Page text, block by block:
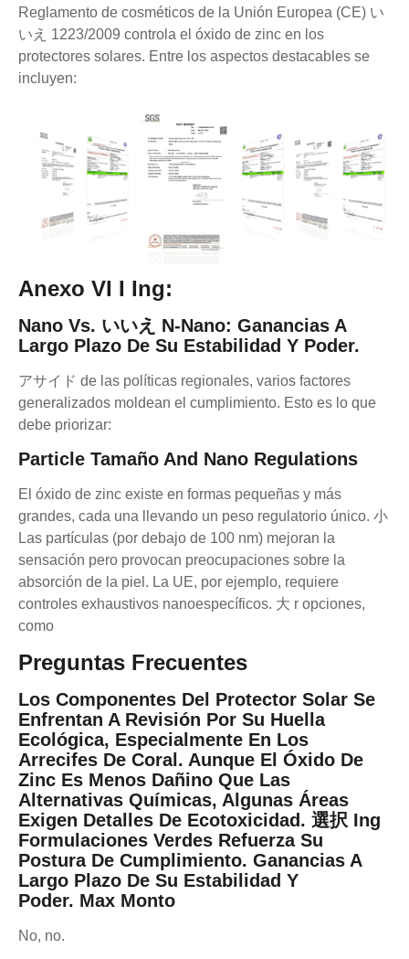
Reglamento de cosméticos de la Unión Europea (CE) い
いえ 1223/2009 controla el óxido de zinc en los
protectores solares. Entre los aspectos destacables se
incluyen:
Anexo VI I Ing:
Nano Vs. いいえ N-Nano: Ganancias A
Largo Plazo De Su Estabilidad Y Poder.
アサイド de las políticas regionales, varios factores
generalizados moldean el cumplimiento. Esto es lo que
debe priorizar:
Particle Tamaño And Nano Regulations
El óxido de zinc existe en formas pequeñas y más
grandes, cada una llevando un peso regulatorio único. 小
Las partículas (por debajo de 100 nm) mejoran la
sensación pero provocan preocupaciones sobre la
absorción de la piel. La UE, por ejemplo, requiere
controles exhaustivos nanoespecíficos. 大 r opciones,
como
Preguntas Frecuentes
Los Componentes Del Protector Solar Se
Enfrentan A Revisión Por Su Huella
Ecológica, Especialmente En Los
Arrecifes De Coral. Aunque El Óxido De
Zinc Es Menos Dañino Que Las
Alternativas Químicas, Algunas Áreas
Exigen Detalles De Ecotoxicidad. 選択 Ing
Formulaciones Verdes Refuerza Su
Postura De Cumplimiento. Ganancias A
Largo Plazo De Su Estabilidad Y
Poder. Max Monto
No, no.